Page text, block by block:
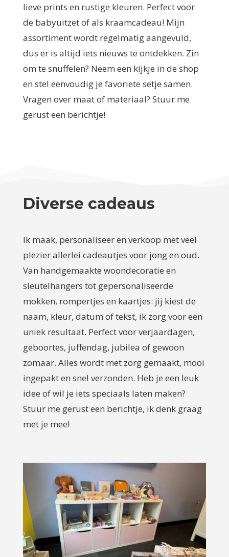
lieve prints en rustige kleuren. Perfect voor
de babyuitzet of als kraamcadeau! Mijn
assortiment wordt regelmatig aangevuld,
dus er is altijd iets nieuws te ontdekken. Zin
om te snuffelen? Neem een kijkje in de shop
en stel eenvoudig je favoriete setje samen.
Vragen over maat of materiaal? Stuur me
gerust een berichtje!
Diverse cadeaus
Ik maak, personaliseer en verkoop met veel
plezier allerlei cadeautjes voor jong en oud.
Van handgemaakte woondecoratie en
sleutelhangers tot gepersonaliseerde
mokken, rompertjes en kaartjes: jij kiest de
naam, kleur, datum of tekst, ik zorg voor een
uniek resultaat. Perfect voor verjaardagen,
geboortes, juffendag, jubilea of gewoon
zomaar. Alles wordt met zorg gemaakt, mooi
ingepakt en snel verzonden. Heb je een leuk
idee of wil je iets speciaals laten maken?
Stuur me gerust een berichtje, ik denk graag
met je mee!